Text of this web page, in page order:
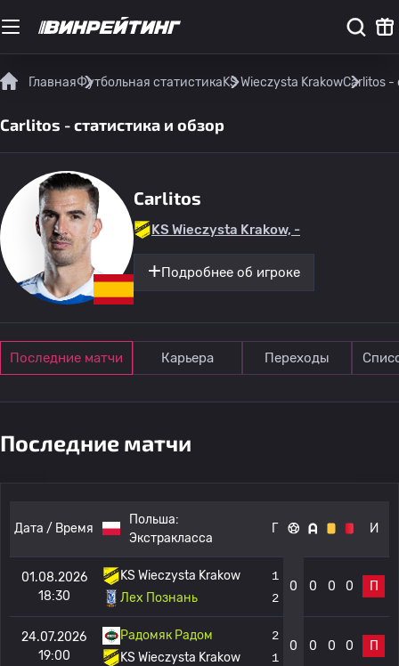
ГлавнаяФутбольная статистикаKS Wieczysta KrakowCarlitos -
Carlitos - статистика и обзор
Carlitos
KS Wieczysta Krakow, -
Подробнее об игроке
Последние матчи Карьера Переходы
Последние матчи
Дата / Время
Польша:
Экстракласса
Г И
01.08.2026
18:30
KS Wieczysta Krakow
Лех Познань
1
2
0 0 0 0 П
24.07.2026
19:00
Радомяк Радом
KS Wieczysta Krakow
2
1
0 0 0 0 П